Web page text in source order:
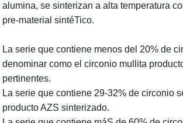
alumina, se sinterizan a alta temperatura
pre-material sintéTico.
La serie que contiene menos del 20% de
denominar como el circonio mullita
pertinentes.
La serie que contiene 29-32% de circonio
producto AZS sinterizado.